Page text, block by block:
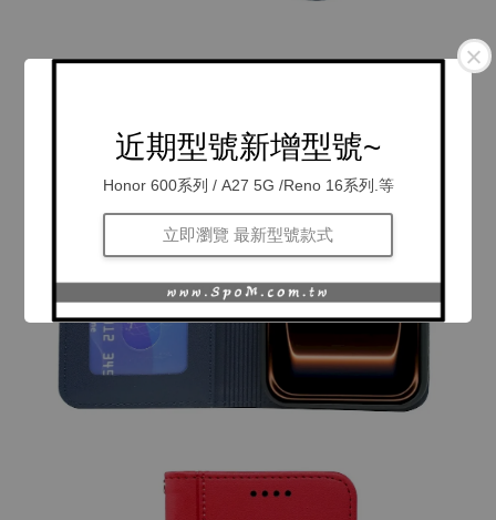
近期型號新增型號~
Honor 600系列 / A27 5G /Reno 16系列.等
立即瀏覽 最新型號款式